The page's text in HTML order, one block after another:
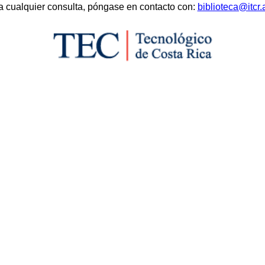
cualquier consulta, póngase en contacto con: